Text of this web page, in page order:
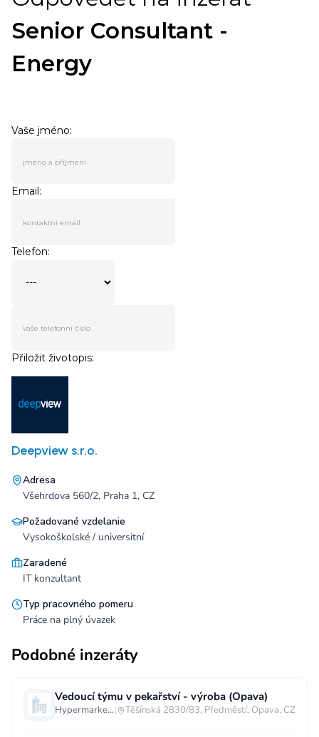
Deepview s.r.o.
Adresa
Všehrdova 560/2, Praha 1, CZ
Požadované vzdelanie
Vysokoškolské / universitní
Zaradené
IT konzultant
Typ pracovného pomeru
Práce na plný úvazek
Podobné inzeráty
Vedoucí týmu v pekařství - výroba (Opava)
Hypermarket - Opava| Těšínská 2830/83, Předměstí, Opava, CZ